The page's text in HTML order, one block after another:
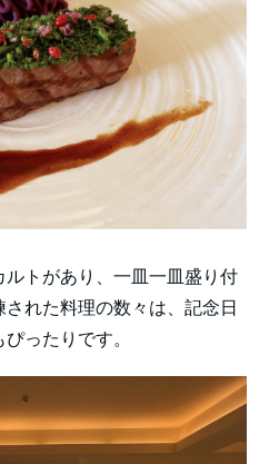
トがあり、一皿一皿盛り付
れた料理の数々は、記念日
ったりです。